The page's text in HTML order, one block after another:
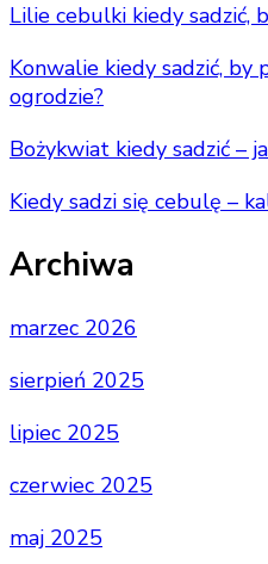
Lilie cebulki kiedy sadzić,
Konwalie kiedy sadzić, by
ogrodzie?
Bożykwiat kiedy sadzić –
Kiedy sadzi się cebulę –
Archiwa
marzec 2026
sierpień 2025
lipiec 2025
czerwiec 2025
maj 2025